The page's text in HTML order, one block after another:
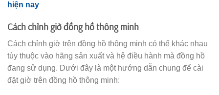
hiện nay
Cách chỉnh giờ đồng hồ thông minh
Cách chỉnh giờ trên đồng hồ thông minh có thể khác nhau
tùy thuộc vào hãng sản xuất và hệ điều hành mà đồng hồ
đang sử dụng. Dưới đây là một hướng dẫn chung để cài
đặt giờ trên đồng hồ thông minh: